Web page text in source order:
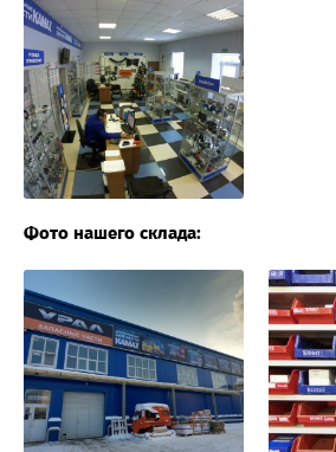
Фото нашего склада: